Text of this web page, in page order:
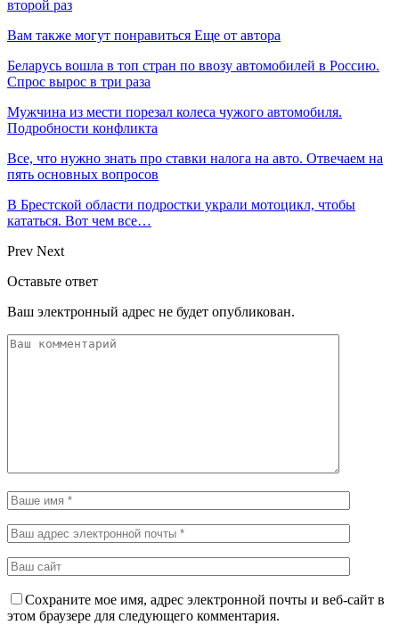
второй раз
Вам также могут понравиться Еще от автора
Беларусь вошла в топ стран по ввозу автомобилей в Россию.
Спрос вырос в три раза
Мужчина из мести порезал колеса чужого автомобиля.
Подробности конфликта
Все, что нужно знать про ставки налога на авто. Отвечаем на
пять основных вопросов
В Брестской области подростки украли мотоцикл, чтобы
кататься. Вот чем все…
Prev Next
Оставьте ответ
Ваш электронный адрес не будет опубликован.
Сохраните мое имя, адрес электронной почты и веб-сайт в
этом браузере для следующего комментария.